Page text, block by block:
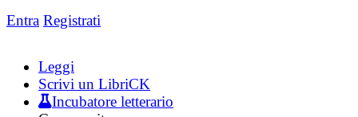
Entra Registrati
Leggi
Scrivi un LibriCK
Incubatore letterario